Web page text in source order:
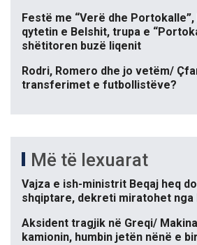
Festë me “Verë dhe
qytetin e Belshit, trupa e
shëtitoren buzë liqenit
Rodri, Romero dhe jo vetëm/
transferimet e futbollistëve?
Më të lexuarat
Vajza e ish-ministrit Beqaj heq
shqiptare, dekreti miratohet
Aksident tragjik në Greqi/
kamionin, humbin jetën nënë e